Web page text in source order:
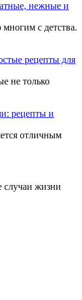
нежные и
с детства.
рецепты для
не только
рецепты и
отличным
случаи жизни